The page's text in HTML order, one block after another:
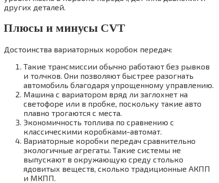
других деталей.
Плюсы и минусы CVT
Достоинства вариаторных коробок передач:
Такие трансмиссии обычно работают без рывков
и толчков. Они позволяют быстрее разогнать
автомобиль благодаря упрощенному управлению.
Машина с вариатором вряд ли заглохнет на
светофоре или в пробке, поскольку такие авто
плавно трогаются с места.
Экономичность топлива по сравнению с
классическими коробками-автомат.
Вариаторные коробки передач сравнительно
экологичные агрегаты. Такие системы не
выпускают в окружающую среду столько
ядовитых веществ, сколько традиционные АКПП
и МКПП.